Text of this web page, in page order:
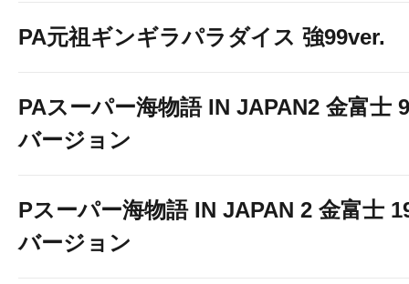
PA元祖ギンギラパラダイス 強99ver.
PAスーパー海物語 IN JAPAN2 金富士
バージョン
Pスーパー海物語 IN JAPAN 2 金富士
バージョン